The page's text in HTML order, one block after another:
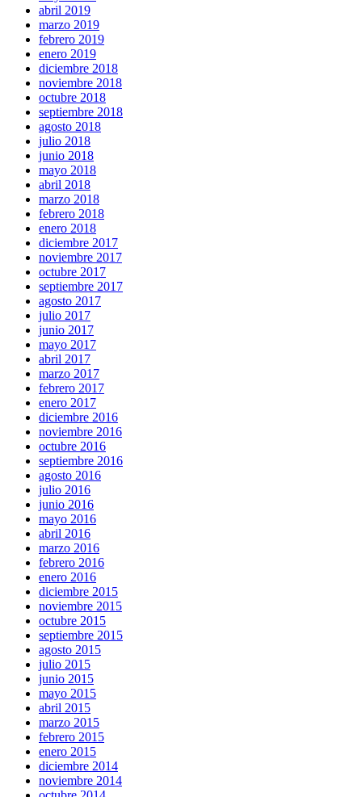
abril 2019
marzo 2019
febrero 2019
enero 2019
diciembre 2018
noviembre 2018
octubre 2018
septiembre 2018
agosto 2018
julio 2018
junio 2018
mayo 2018
abril 2018
marzo 2018
febrero 2018
enero 2018
diciembre 2017
noviembre 2017
octubre 2017
septiembre 2017
agosto 2017
julio 2017
junio 2017
mayo 2017
abril 2017
marzo 2017
febrero 2017
enero 2017
diciembre 2016
noviembre 2016
octubre 2016
septiembre 2016
agosto 2016
julio 2016
junio 2016
mayo 2016
abril 2016
marzo 2016
febrero 2016
enero 2016
diciembre 2015
noviembre 2015
octubre 2015
septiembre 2015
agosto 2015
julio 2015
junio 2015
mayo 2015
abril 2015
marzo 2015
febrero 2015
enero 2015
diciembre 2014
noviembre 2014